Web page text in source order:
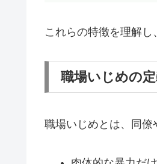
これらの特徴を理解
職場いじめの
職場いじめとは、同